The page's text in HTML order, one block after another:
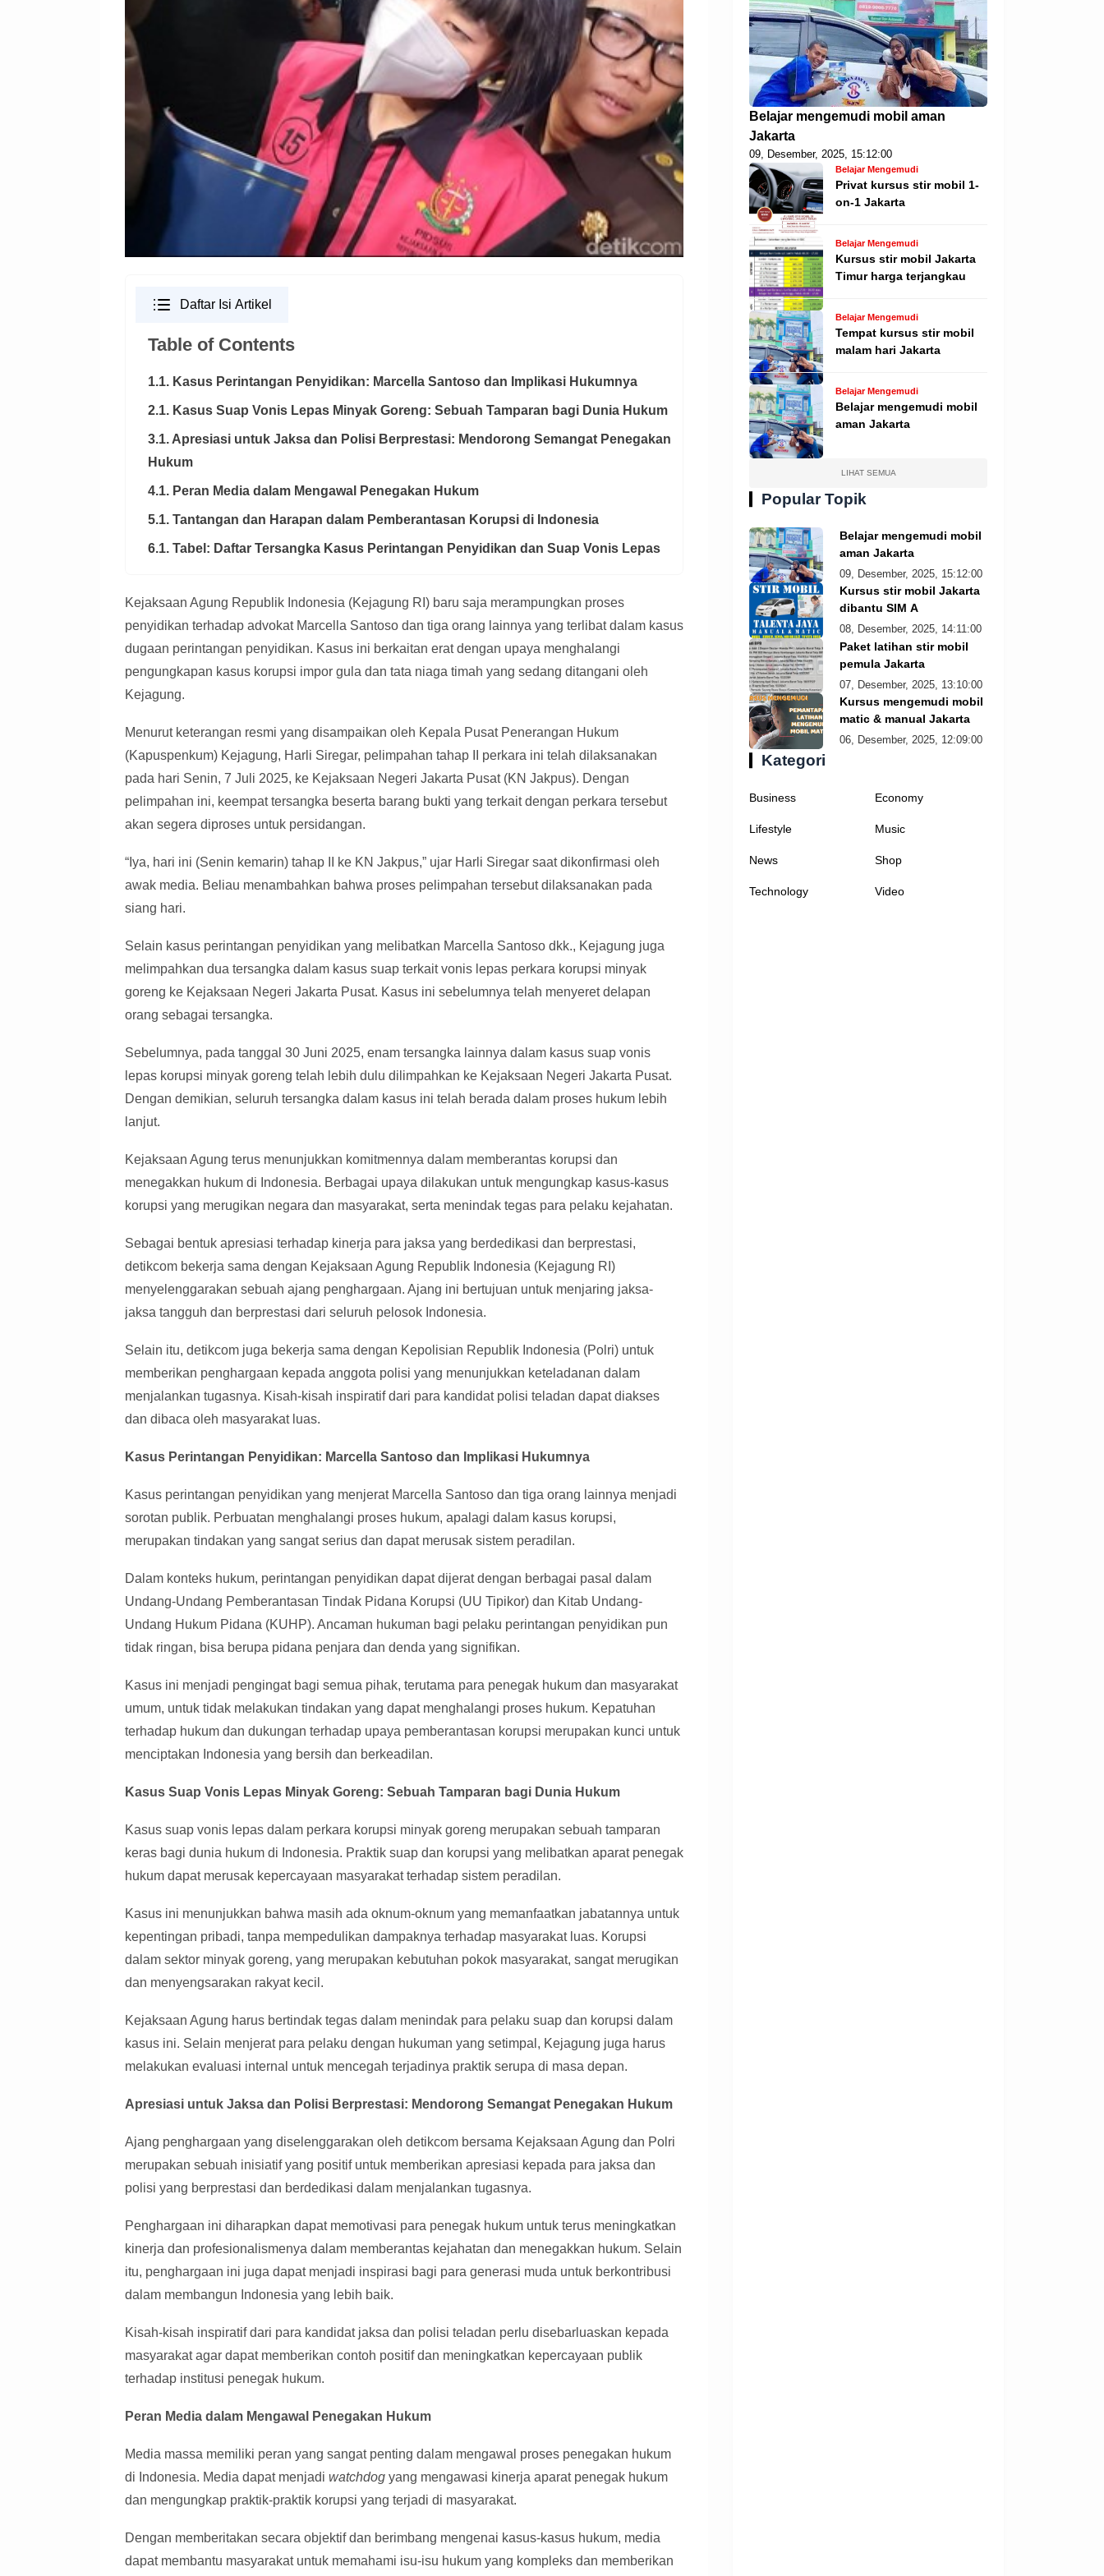
Daftar Isi Artikel
Table of Contents
1.1. Kasus Perintangan Penyidikan: Marcella Santoso dan Implikasi Hukumnya
2.1. Kasus Suap Vonis Lepas Minyak Goreng: Sebuah Tamparan bagi Dunia Hukum
3.1. Apresiasi untuk Jaksa dan Polisi Berprestasi: Mendorong Semangat Penegakan
Hukum
4.1. Peran Media dalam Mengawal Penegakan Hukum
5.1. Tantangan dan Harapan dalam Pemberantasan Korupsi di Indonesia
6.1. Tabel: Daftar Tersangka Kasus Perintangan Penyidikan dan Suap Vonis Lepas
Kejaksaan Agung Republik Indonesia (Kejagung RI) baru saja merampungkan proses
penyidikan terhadap advokat Marcella Santoso dan tiga orang lainnya yang terlibat dalam kasus
dugaan perintangan penyidikan. Kasus ini berkaitan erat dengan upaya menghalangi
pengungkapan kasus korupsi impor gula dan tata niaga timah yang sedang ditangani oleh
Kejagung.
Menurut keterangan resmi yang disampaikan oleh Kepala Pusat Penerangan Hukum
(Kapuspenkum) Kejagung, Harli Siregar, pelimpahan tahap II perkara ini telah dilaksanakan
pada hari Senin, 7 Juli 2025, ke Kejaksaan Negeri Jakarta Pusat (KN Jakpus). Dengan
pelimpahan ini, keempat tersangka beserta barang bukti yang terkait dengan perkara tersebut
akan segera diproses untuk persidangan.
“Iya, hari ini (Senin kemarin) tahap II ke KN Jakpus,” ujar Harli Siregar saat dikonfirmasi oleh
awak media. Beliau menambahkan bahwa proses pelimpahan tersebut dilaksanakan pada
siang hari.
Selain kasus perintangan penyidikan yang melibatkan Marcella Santoso dkk., Kejagung juga
melimpahkan dua tersangka dalam kasus suap terkait vonis lepas perkara korupsi minyak
goreng ke Kejaksaan Negeri Jakarta Pusat. Kasus ini sebelumnya telah menyeret delapan
orang sebagai tersangka.
Sebelumnya, pada tanggal 30 Juni 2025, enam tersangka lainnya dalam kasus suap vonis
lepas korupsi minyak goreng telah lebih dulu dilimpahkan ke Kejaksaan Negeri Jakarta Pusat.
Dengan demikian, seluruh tersangka dalam kasus ini telah berada dalam proses hukum lebih
lanjut.
Kejaksaan Agung terus menunjukkan komitmennya dalam memberantas korupsi dan
menegakkan hukum di Indonesia. Berbagai upaya dilakukan untuk mengungkap kasus-kasus
korupsi yang merugikan negara dan masyarakat, serta menindak tegas para pelaku kejahatan.
Sebagai bentuk apresiasi terhadap kinerja para jaksa yang berdedikasi dan berprestasi,
detikcom bekerja sama dengan Kejaksaan Agung Republik Indonesia (Kejagung RI)
menyelenggarakan sebuah ajang penghargaan. Ajang ini bertujuan untuk menjaring jaksa-
jaksa tangguh dan berprestasi dari seluruh pelosok Indonesia.
Selain itu, detikcom juga bekerja sama dengan Kepolisian Republik Indonesia (Polri) untuk
memberikan penghargaan kepada anggota polisi yang menunjukkan keteladanan dalam
menjalankan tugasnya. Kisah-kisah inspiratif dari para kandidat polisi teladan dapat diakses
dan dibaca oleh masyarakat luas.
Kasus Perintangan Penyidikan: Marcella Santoso dan Implikasi Hukumnya
Kasus perintangan penyidikan yang menjerat Marcella Santoso dan tiga orang lainnya menjadi
sorotan publik. Perbuatan menghalangi proses hukum, apalagi dalam kasus korupsi,
merupakan tindakan yang sangat serius dan dapat merusak sistem peradilan.
Dalam konteks hukum, perintangan penyidikan dapat dijerat dengan berbagai pasal dalam
Undang-Undang Pemberantasan Tindak Pidana Korupsi (UU Tipikor) dan Kitab Undang-
Undang Hukum Pidana (KUHP). Ancaman hukuman bagi pelaku perintangan penyidikan pun
tidak ringan, bisa berupa pidana penjara dan denda yang signifikan.
Kasus ini menjadi pengingat bagi semua pihak, terutama para penegak hukum dan masyarakat
umum, untuk tidak melakukan tindakan yang dapat menghalangi proses hukum. Kepatuhan
terhadap hukum dan dukungan terhadap upaya pemberantasan korupsi merupakan kunci untuk
menciptakan Indonesia yang bersih dan berkeadilan.
Kasus Suap Vonis Lepas Minyak Goreng: Sebuah Tamparan bagi Dunia Hukum
Kasus suap vonis lepas dalam perkara korupsi minyak goreng merupakan sebuah tamparan
keras bagi dunia hukum di Indonesia. Praktik suap dan korupsi yang melibatkan aparat penegak
hukum dapat merusak kepercayaan masyarakat terhadap sistem peradilan.
Kasus ini menunjukkan bahwa masih ada oknum-oknum yang memanfaatkan jabatannya untuk
kepentingan pribadi, tanpa mempedulikan dampaknya terhadap masyarakat luas. Korupsi
dalam sektor minyak goreng, yang merupakan kebutuhan pokok masyarakat, sangat merugikan
dan menyengsarakan rakyat kecil.
Kejaksaan Agung harus bertindak tegas dalam menindak para pelaku suap dan korupsi dalam
kasus ini. Selain menjerat para pelaku dengan hukuman yang setimpal, Kejagung juga harus
melakukan evaluasi internal untuk mencegah terjadinya praktik serupa di masa depan.
Apresiasi untuk Jaksa dan Polisi Berprestasi: Mendorong Semangat Penegakan Hukum
Ajang penghargaan yang diselenggarakan oleh detikcom bersama Kejaksaan Agung dan Polri
merupakan sebuah inisiatif yang positif untuk memberikan apresiasi kepada para jaksa dan
polisi yang berprestasi dan berdedikasi dalam menjalankan tugasnya.
Penghargaan ini diharapkan dapat memotivasi para penegak hukum untuk terus meningkatkan
kinerja dan profesionalismenya dalam memberantas kejahatan dan menegakkan hukum. Selain
itu, penghargaan ini juga dapat menjadi inspirasi bagi para generasi muda untuk berkontribusi
dalam membangun Indonesia yang lebih baik.
Kisah-kisah inspiratif dari para kandidat jaksa dan polisi teladan perlu disebarluaskan kepada
masyarakat agar dapat memberikan contoh positif dan meningkatkan kepercayaan publik
terhadap institusi penegak hukum.
Peran Media dalam Mengawal Penegakan Hukum
Media massa memiliki peran yang sangat penting dalam mengawal proses penegakan hukum
di Indonesia. Media dapat menjadi watchdog yang mengawasi kinerja aparat penegak hukum
dan mengungkap praktik-praktik korupsi yang terjadi di masyarakat.
Dengan memberitakan secara objektif dan berimbang mengenai kasus-kasus hukum, media
dapat membantu masyarakat untuk memahami isu-isu hukum yang kompleks dan memberikan
Belajar mengemudi mobil aman
Jakarta
09, Desember, 2025, 15:12:00
Belajar Mengemudi
Privat kursus stir mobil 1-
on-1 Jakarta
Belajar Mengemudi
Kursus stir mobil Jakarta
Timur harga terjangkau
Belajar Mengemudi
Tempat kursus stir mobil
malam hari Jakarta
Belajar Mengemudi
Belajar mengemudi mobil
aman Jakarta
LIHAT SEMUA
Popular Topik
Belajar mengemudi mobil
aman Jakarta
09, Desember, 2025, 15:12:00
Kursus stir mobil Jakarta
dibantu SIM A
08, Desember, 2025, 14:11:00
Paket latihan stir mobil
pemula Jakarta
07, Desember, 2025, 13:10:00
Kursus mengemudi mobil
matic & manual Jakarta
06, Desember, 2025, 12:09:00
Kategori
Business Economy
Lifestyle Music
News Shop
Technology Video